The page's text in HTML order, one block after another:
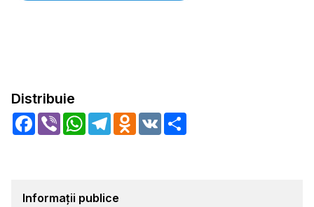
Distribuie
Facebook
Viber WhatsApp
TelegramOdnoklassniki
VK
Informații publice